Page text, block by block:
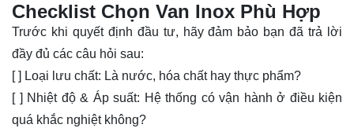
Checklist Chọn Van Inox Phù Hợp
Trước khi quyết định đầu tư, hãy đảm bảo bạn đã trả lời
đầy đủ các câu hỏi sau:
[ ] Loại lưu chất: Là nước, hóa chất hay thực phẩm?
[ ] Nhiệt độ & Áp suất: Hệ thống có vận hành ở điều kiện
quá khắc nghiệt không?